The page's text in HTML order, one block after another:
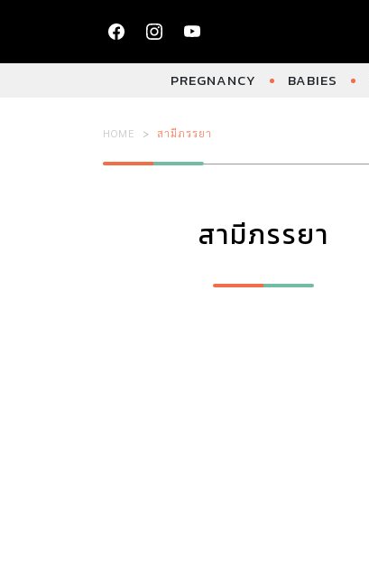
PREGNANCY BABIES
HOME สามีภรรยา
สามีภรรยา